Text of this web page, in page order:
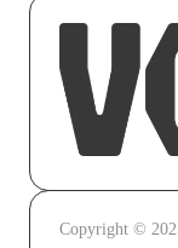
CUPRA®
Copyright ©